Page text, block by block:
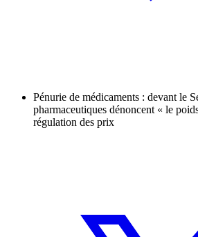
Pénurie de médicaments : devant le
pharmaceutiques dénoncent « le
régulation des prix